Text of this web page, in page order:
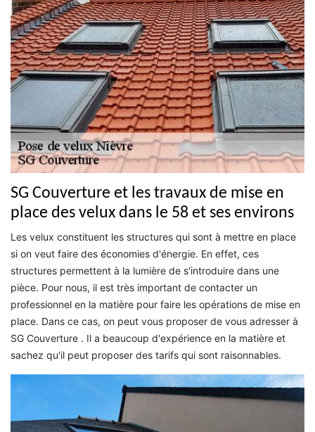
SG Couverture et les travaux de mise en
place des velux dans le 58 et ses environs
Les velux constituent les structures qui sont à mettre en place
si on veut faire des économies d'énergie. En effet, ces
structures permettent à la lumière de s'introduire dans une
pièce. Pour nous, il est très important de contacter un
professionnel en la matière pour faire les opérations de mise en
place. Dans ce cas, on peut vous proposer de vous adresser à
SG Couverture . Il a beaucoup d'expérience en la matière et
sachez qu'il peut proposer des tarifs qui sont raisonnables.